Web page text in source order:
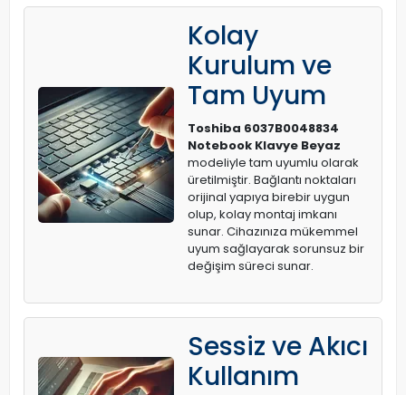
Kolay
Kurulum ve
Tam Uyum
Toshiba 6037B0048834
Notebook Klavye Beyaz
modeliyle tam uyumlu olarak
üretilmiştir. Bağlantı noktaları
orijinal yapıya birebir uygun
olup, kolay montaj imkanı
sunar. Cihazınıza mükemmel
uyum sağlayarak sorunsuz bir
değişim süreci sunar.
Sessiz ve Akıcı
Kullanım